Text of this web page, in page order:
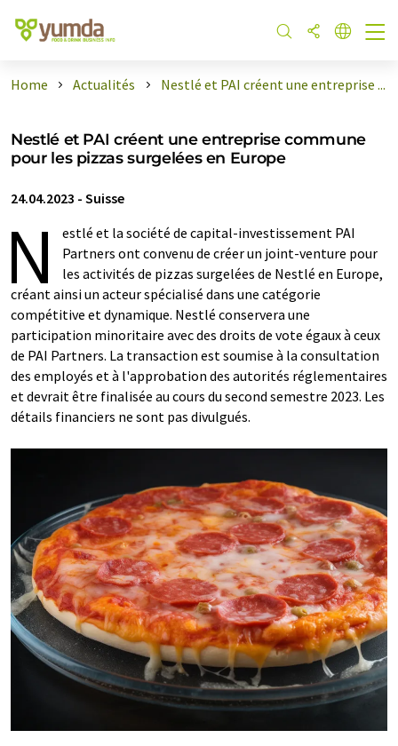
Home Actualités Nestlé et PAI créent une entreprise ...
Nestlé et PAI créent une entreprise commune
pour les pizzas surgelées en Europe
24.04.2023 - Suisse
N
estlé et la société de capital-investissement PAI
Partners ont convenu de créer un joint-venture pour
les activités de pizzas surgelées de Nestlé en Europe,
créant ainsi un acteur spécialisé dans une catégorie
compétitive et dynamique. Nestlé conservera une
participation minoritaire avec des droits de vote égaux à ceux
de PAI Partners. La transaction est soumise à la consultation
des employés et à l'approbation des autorités réglementaires
et devrait être finalisée au cours du second semestre 2023. Les
détails financiers ne sont pas divulgués.